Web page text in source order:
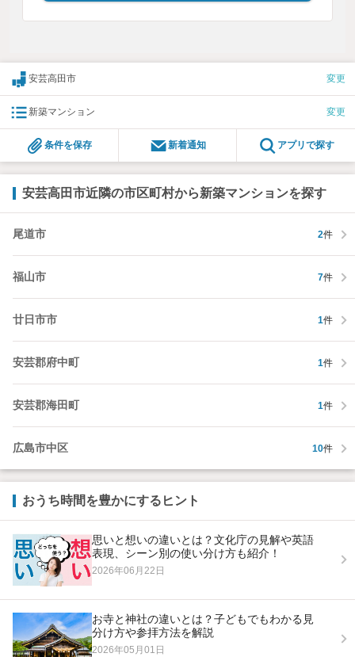
安芸高田市 変更
新築マンション 変更
条件を保存 新着通知 アプリで探す
安芸高田市近隣の市区町村から新築マンションを探す
尾道市 2件
福山市 7件
廿日市市 1件
安芸郡府中町 1件
安芸郡海田町 1件
広島市中区 10件
おうち時間を豊かにするヒント
思いと想いの違いとは？文化庁の見解や英語
表現、シーン別の使い分け方も紹介！
2026年06月22日
お寺と神社の違いとは？子どもでもわかる見
分け方や参拝方法を解説
2026年05月01日